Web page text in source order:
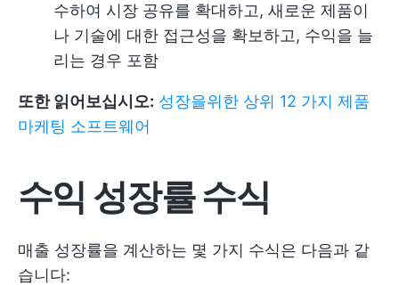
수하여 시장 공유를 확대하고, 새로운 제품이
나 기술에 대한 접근성을 확보하고, 수익을 늘
리는 경우 포함
또한 읽어보십시오: 성장을위한 상위 12 가지 제품
마케팅 소프트웨어
수익 성장률 수식
매출 성장률을 계산하는 몇 가지 수식은 다음과 같
습니다: